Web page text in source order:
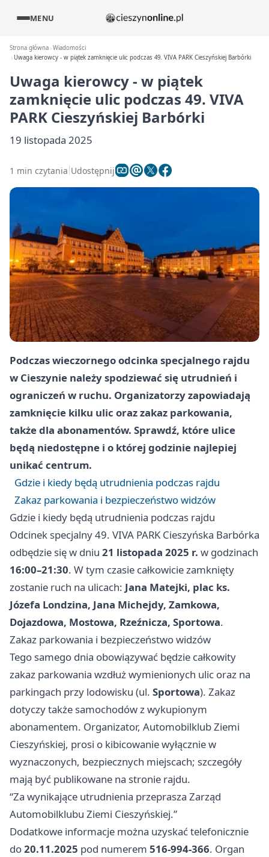
MENU
Strona główna Wiadomości
Uwaga kierowcy - w piątek zamknięcie ulic podczas 49. VIVA PARK Cieszyńskiej Barbórki
Uwaga kierowcy - w piątek
zamknięcie ulic podczas 49. VIVA
PARK Cieszyńskiej Barbórki
19 listopada 2025
1 min czytania Udostępnij
Podczas wieczornego odcinka specjalnego rajdu
w Cieszynie należy spodziewać się utrudnień i
ograniczeń w ruchu. Organizatorzy zapowiadają
zamknięcie kilku ulic oraz zakaz parkowania,
także dla abonamentów. Sprawdź, które ulice
będą niedostępne i o której godzinie najlepiej
unikać centrum.
Gdzie i kiedy będą utrudnienia podczas rajdu
Zakaz parkowania i bezpieczeństwo widzów
Gdzie i kiedy będą utrudnienia podczas rajdu
Odcinek specjalny 49. VIVA PARK Cieszyńska Barbórka
odbędzie się w dniu 21 listopada 2025 r. w godzinach
16:00–21:30. W tym czasie całkowicie zamknięty
zostanie ruch na ulicach: Jana Matejki, plac ks.
Józefa Londzina, Jana Michejdy, Zamkowa,
Dojazdowa, Mostowa, Rzeźnicza, Sportowa.
Zakaz parkowania i bezpieczeństwo widzów
Tego samego dnia obowiązywać będzie całkowity
zakaz parkowania wzdłuż wymienionych ulic oraz na
parkingach przy lodowisku (ul. Sportowa). Zakaz
dotyczy także samochodów z wykupionym
abonamentem. Organizator, Automobilklub Ziemi
Cieszyńskiej, prosi o kibicowanie wyłącznie w
wyznaczonych, bezpiecznych miejscach; szczegóły
mają być publikowane na stronie rajdu.
“Za wynikające utrudnienia przeprasza Zarząd
Automobilklubu Ziemi Cieszyńskiej.”
Dodatkowe informacje można uzyskać telefonicznie
do20.11.2025 pod numerem 516-994-366. Organ